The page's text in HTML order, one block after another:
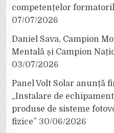
competențelor
07/07/2026
Daniel Sava, Campion
Mentală și Campion
03/07/2026
Panel Volt Solar anunță
„Instalare de
produse de sisteme
fizice” 30/06/2026